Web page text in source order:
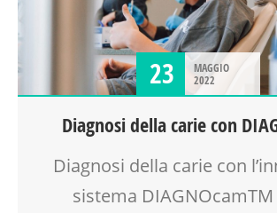
23
MAGGIO
2022
Diagnosi della carie con
Diagnosi della carie con
sistema DIAGNOcamTM